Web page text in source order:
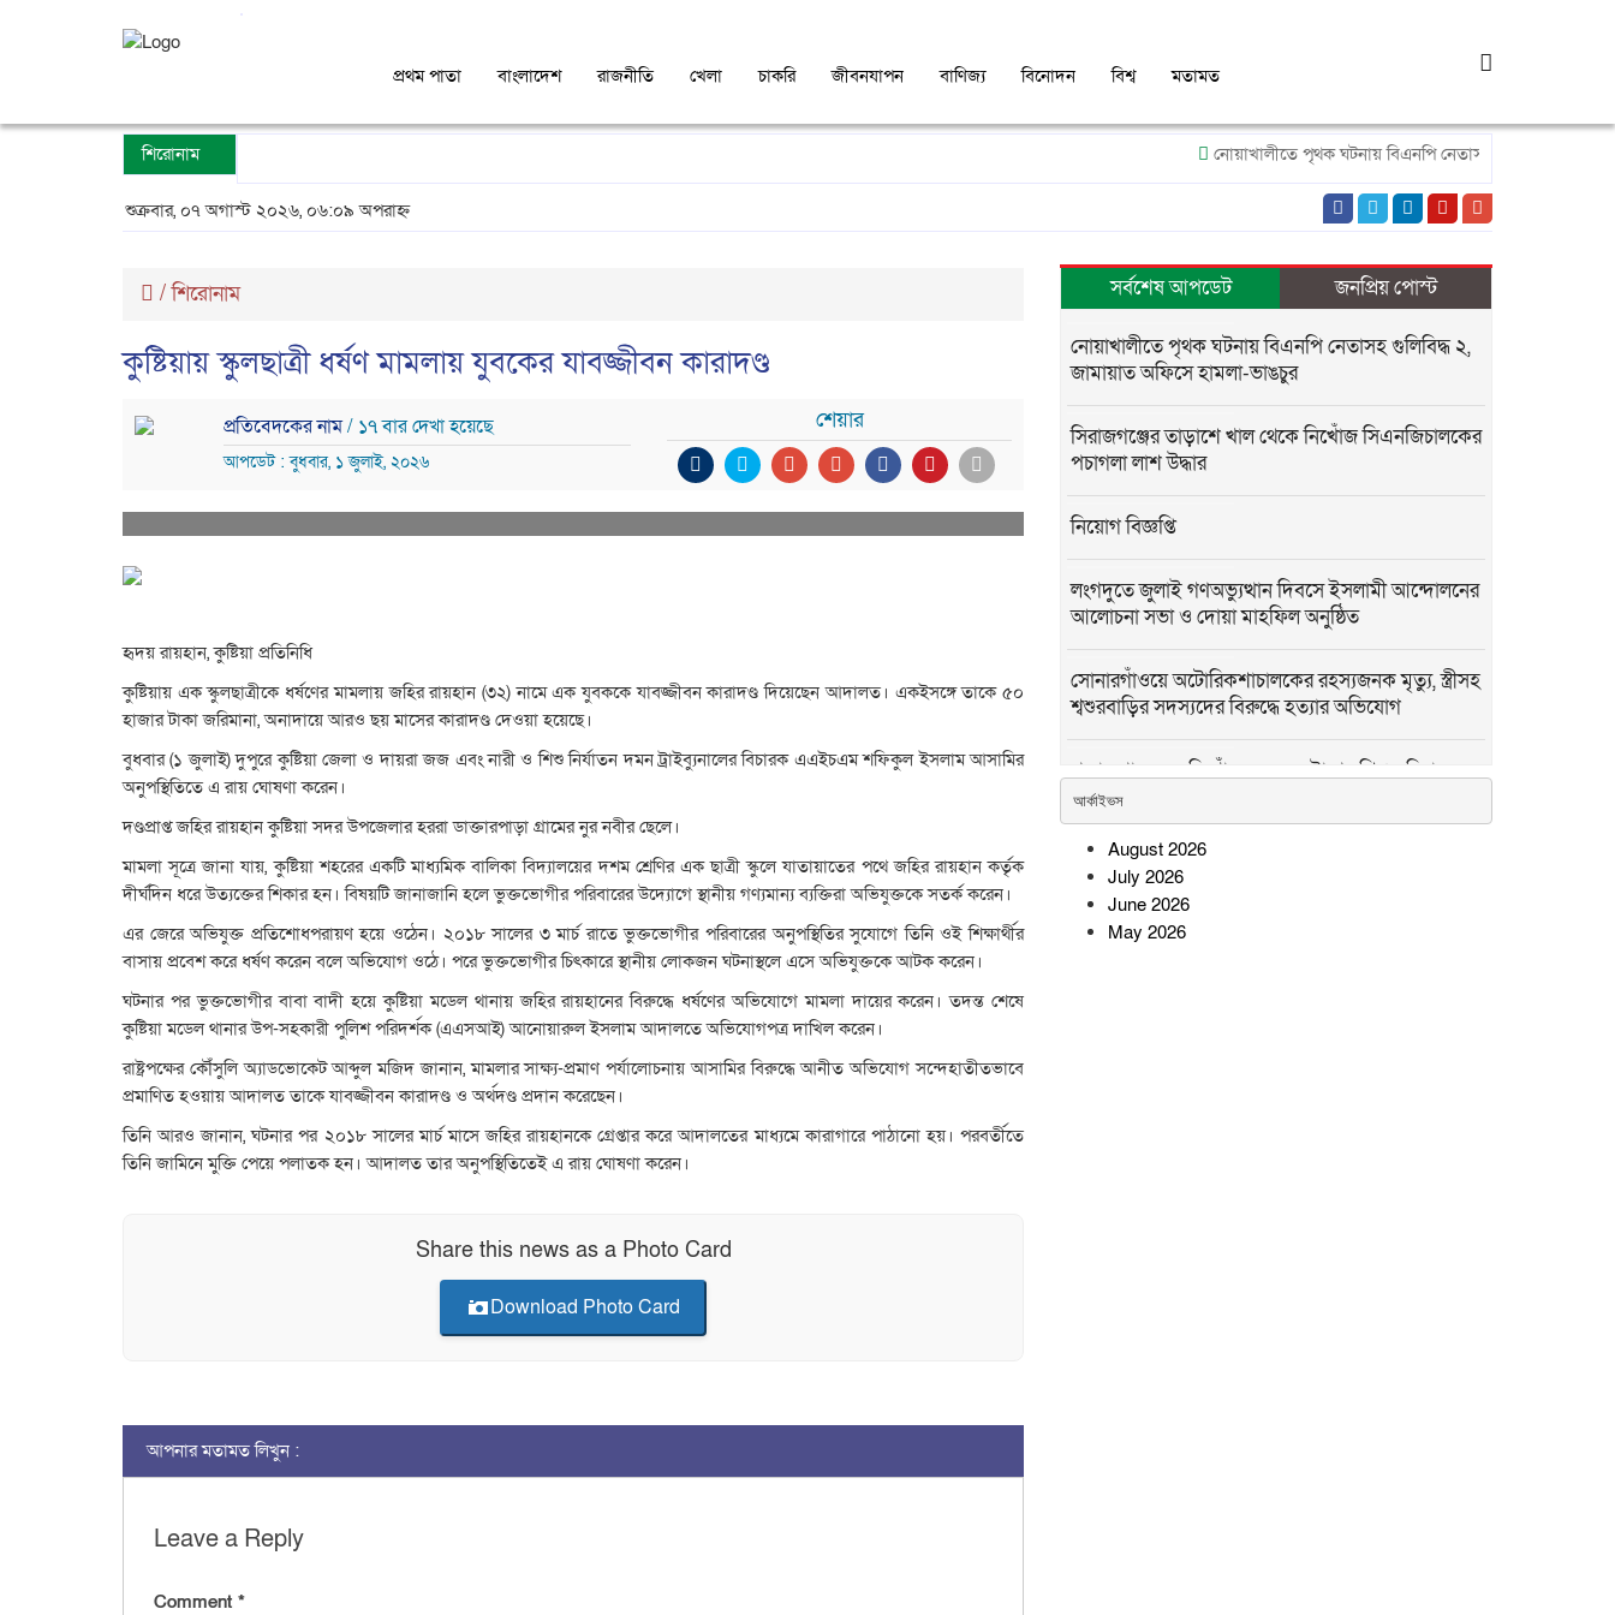
প্রথম পাতা বাংলাদেশ রাজনীতি খেলা চাকরি জীবনযাপন বাণিজ্য বিনোদন বিশ্ব মতামত
শিরোনাম নোয়াখালীতে পৃথক ঘটনায় বিএনপি নেতাসহ গুলিবিদ্ধ ২,
শুক্রবার, ০৭ অগাস্ট ২০২৬, ০৬:০৯ অপরাহ্ন
/শিরোনাম
কুষ্টিয়ায় স্কুলছাত্রী ধর্ষণ মামলায় যুবকের যাবজ্জীবন কারাদণ্ড
প্রতিবেদকের নাম/ ১৭ বার দেখা হয়েছে
আপডেট : বুধবার, ১ জুলাই, ২০২৬
শেয়ার
হৃদয় রায়হান, কুষ্টিয়া প্রতিনিধি
কুষ্টিয়ায় এক স্কুলছাত্রীকে ধর্ষণের মামলায় জহির রায়হান (৩২) নামে এক যুবককে যাবজ্জীবন কারাদণ্ড দিয়েছেন আদালত। একইসঙ্গে তাকে ৫০
হাজার টাকা জরিমানা, অনাদায়ে আরও ছয় মাসের কারাদণ্ড দেওয়া হয়েছে।
বুধবার (১ জুলাই) দুপুরে কুষ্টিয়া জেলা ও দায়রা জজ এবং নারী ও শিশু নির্যাতন দমন ট্রাইব্যুনালের বিচারক এএইচএম শফিকুল ইসলাম আসামির
অনুপস্থিতিতে এ রায় ঘোষণা করেন।
দণ্ডপ্রাপ্ত জহির রায়হান কুষ্টিয়া সদর উপজেলার হররা ডাক্তারপাড়া গ্রামের নুর নবীর ছেলে।
মামলা সূত্রে জানা যায়, কুষ্টিয়া শহরের একটি মাধ্যমিক বালিকা বিদ্যালয়ের দশম শ্রেণির এক ছাত্রী স্কুলে যাতায়াতের পথে জহির রায়হান কর্তৃক
দীর্ঘদিন ধরে উত্যক্তের শিকার হন। বিষয়টি জানাজানি হলে ভুক্তভোগীর পরিবারের উদ্যোগে স্থানীয় গণ্যমান্য ব্যক্তিরা অভিযুক্তকে সতর্ক করেন।
এর জেরে অভিযুক্ত প্রতিশোধপরায়ণ হয়ে ওঠেন। ২০১৮ সালের ৩ মার্চ রাতে ভুক্তভোগীর পরিবারের অনুপস্থিতির সুযোগে তিনি ওই শিক্ষার্থীর
বাসায় প্রবেশ করে ধর্ষণ করেন বলে অভিযোগ ওঠে। পরে ভুক্তভোগীর চিৎকারে স্থানীয় লোকজন ঘটনাস্থলে এসে অভিযুক্তকে আটক করেন।
ঘটনার পর ভুক্তভোগীর বাবা বাদী হয়ে কুষ্টিয়া মডেল থানায় জহির রায়হানের বিরুদ্ধে ধর্ষণের অভিযোগে মামলা দায়ের করেন। তদন্ত শেষে
কুষ্টিয়া মডেল থানার উপ-সহকারী পুলিশ পরিদর্শক (এএসআই) আনোয়ারুল ইসলাম আদালতে অভিযোগপত্র দাখিল করেন।
রাষ্ট্রপক্ষের কৌঁসুলি অ্যাডভোকেট আব্দুল মজিদ জানান, মামলার সাক্ষ্য-প্রমাণ পর্যালোচনায় আসামির বিরুদ্ধে আনীত অভিযোগ সন্দেহাতীতভাবে
প্রমাণিত হওয়ায় আদালত তাকে যাবজ্জীবন কারাদণ্ড ও অর্থদণ্ড প্রদান করেছেন।
তিনি আরও জানান, ঘটনার পর ২০১৮ সালের মার্চ মাসে জহির রায়হানকে গ্রেপ্তার করে আদালতের মাধ্যমে কারাগারে পাঠানো হয়। পরবর্তীতে
তিনি জামিনে মুক্তি পেয়ে পলাতক হন। আদালত তার অনুপস্থিতিতেই এ রায় ঘোষণা করেন।
Share this news as a Photo Card
Download Photo Card
আপনার মতামত লিখুন :
Leave a Reply
Comment *
সর্বশেষ আপডেট জনপ্রিয় পোস্ট
নোয়াখালীতে পৃথক ঘটনায় বিএনপি নেতাসহ গুলিবিদ্ধ ২,
জামায়াত অফিসে হামলা-ভাঙচুর
সিরাজগঞ্জের তাড়াশে খাল থেকে নিখোঁজ সিএনজিচালকের
পচাগলা লাশ উদ্ধার
নিয়োগ বিজ্ঞপ্তি
লংগদুতে জুলাই গণঅভ্যুত্থান দিবসে ইসলামী আন্দোলনের
আলোচনা সভা ও দোয়া মাহফিল অনুষ্ঠিত
সোনারগাঁওয়ে অটোরিকশাচালকের রহস্যজনক মৃত্যু, স্ত্রীসহ
শ্বশুরবাড়ির সদস্যদের বিরুদ্ধে হত্যার অভিযোগ
পদ্মার পাড় ধসে নিখোঁজের ২৮ ঘণ্টা পর শিশু নূরিয়ার
মরদেহ উদ্ধার
আর্কাইভস
August 2026
July 2026
June 2026
May 2026